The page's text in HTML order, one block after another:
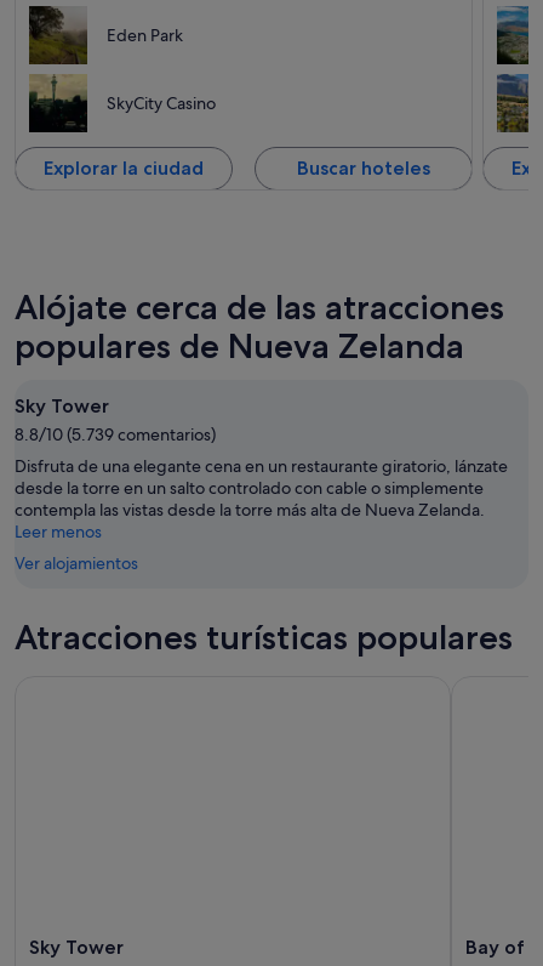
Eden Park
SkyCity Casino
Explorar la ciudad Buscar hoteles
Alójate cerca de las atracciones
populares de Nueva Zelanda
Sky Tower
8.8/10 (5.739 comentarios)
Disfruta de una elegante cena en un restaurante giratorio, lánzate
desde la torre en un salto controlado con cable o simplemente
contempla las vistas desde la torre más alta de Nueva Zelanda.
Leer menos
Ver alojamientos
Atracciones turísticas populares
Sky Tower Bay of